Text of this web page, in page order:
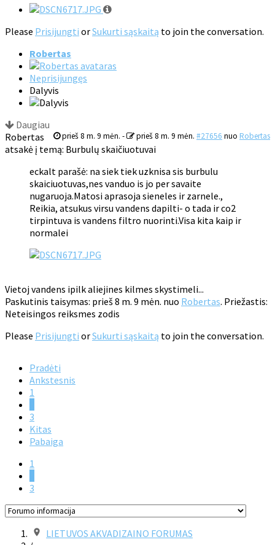
Please Prisijungti orSukurti sąskaitą to join the conversation.
Robertas
Neprisijungęs
Dalyvis
Daugiau
prieš 8 m. 9 mėn. - prieš 8 m. 9 mėn. #27656 nuo Robertas
Robertas
atsakė į temą: Burbulų skaičiuotuvai
eckalt parašė: na siek tiek uzknisa sis burbulu
skaiciuotuvas,nes vanduo is jo per savaite
nugaruoja.Matosi aprasoja sieneles ir zarnele.,
Reikia, atsukus virsu vandens dapilti- o tada ir co2
tirpintuva is vandens filtro nuorinti.Visa kita kaip ir
normalei
Vietoj vandens ipilk aliejines kilmes skystimeli...
Paskutinis taisymas: prieš 8 m. 9 mėn. nuo Robertas. Priežastis:
Neteisingos reiksmes zodis
Please Prisijungti orSukurti sąskaitą to join the conversation.
Pradėti
Ankstesnis
1
3
Kitas
Pabaiga
1
3
LIETUVOS AKVADIZAINO FORUMAS